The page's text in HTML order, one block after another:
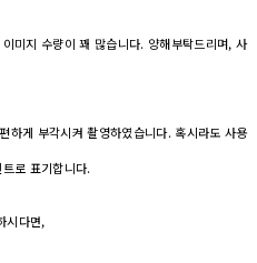
미지 수량이 꽤 많습니다. 양해부탁드리며, 사
하게 부각시켜 촬영하였습니다. 혹시라도 사용
로 표기합니다.
시다면,